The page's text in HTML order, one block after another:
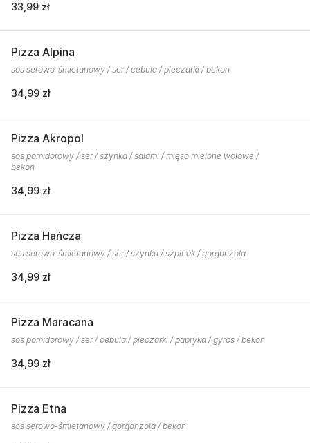
33,99 zł
Pizza Alpina
sos serowo-śmietanowy / ser / cebula / pieczarki / bekon
34,99 zł
Pizza Akropol
sos pomidorowy / ser / szynka / salami / mięso mielone wołowe /
bekon
34,99 zł
Pizza Hańcza
sos serowo-śmietanowy / ser / szynka / szpinak / gorgonzola
34,99 zł
Pizza Maracana
sos pomidorowy / ser / cebula / pieczarki / papryka / gyros / bekon
34,99 zł
Pizza Etna
sos serowo-śmietanowy / gorgonzola / bekon